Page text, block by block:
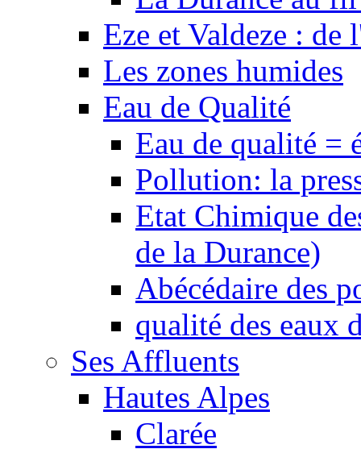
Eze et Valdeze : de
Les zones humides
Eau de Qualité
Eau de qualité =
Pollution: la
Etat Chimique
de la Durance)
Abécédaire des
qualité des eaux
Ses Affluents
Hautes Alpes
Clarée